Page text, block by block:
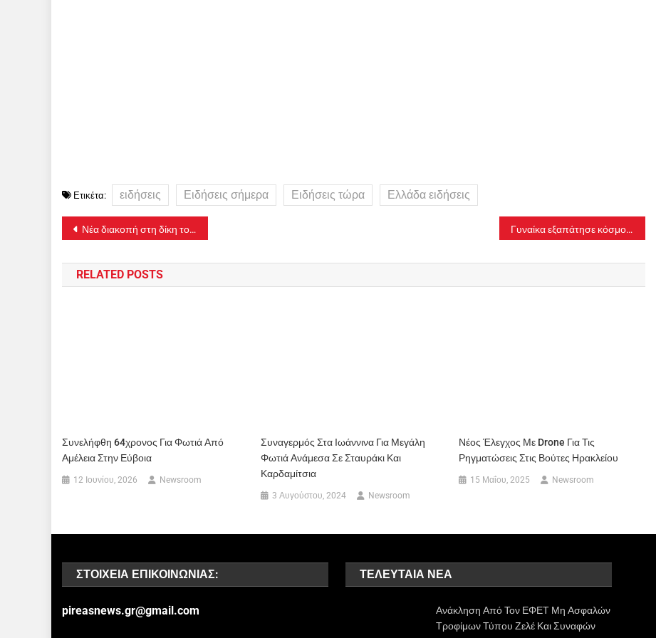
Ετικέτα: ειδήσεις Ειδήσεις σήμερα Ειδήσεις τώρα Ελλάδα ειδήσεις
άρθρων
Νέα διακοπή στη δίκη του για την εισβολή με όπλο στην Τούμπα Γυναίκα εξαπάτησε κόσμο προσποιούμενη την εφοριακό
RELATED POSTS
Συνελήφθη 64χρονος Για Φωτιά Από
Αμέλεια Στην Εύβοια
12 Ιουνίου, 2026 Newsroom
Συναγερμός Στα Ιωάννινα Για Μεγάλη
Φωτιά Ανάμεσα Σε Σταυράκι Και
Καρδαμίτσια
3 Αυγούστου, 2024 Newsroom
Νέος Έλεγχος Με Drone Για Τις
Ρηγματώσεις Στις Βούτες Ηρακλείου
15 Μαΐου, 2025 Newsroom
ΣΤΟΙΧΕΊΑ ΕΠΙΚΟΙΝΩΝΊΑΣ:
pireasnews.gr@gmail.com
ΤΕΛΕΥΤΑΊΑ ΝΈΑ
Ανάκληση Από Τον ΕΦΕΤ Μη Ασφαλών
Τροφίμων Τύπου Ζελέ Και Συναφών